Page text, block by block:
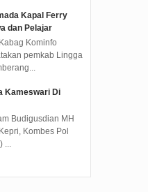
Kapal Ferry
dan Pelajar
Kominfo
pemkab Lingga
Kameswari Di
Budigusdian MH
Kombes Pol
...